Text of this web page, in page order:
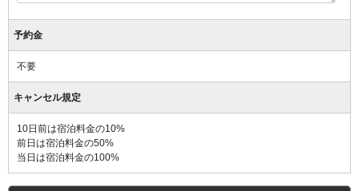
予約金
不要
キャンセル規定
10日前は宿泊料金の10%
前日は宿泊料金の50%
当日は宿泊料金の100%